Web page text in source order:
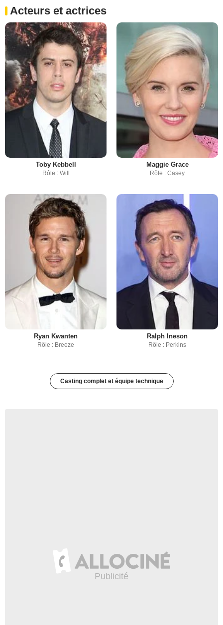
Acteurs et actrices
Toby Kebbell
Rôle : Will
Maggie Grace
Rôle : Casey
Ryan Kwanten
Rôle : Breeze
Ralph Ineson
Rôle : Perkins
Casting complet et équipe technique